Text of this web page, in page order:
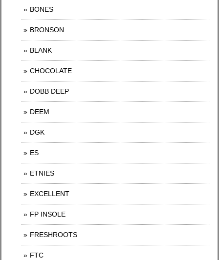
BONES
BRONSON
BLANK
CHOCOLATE
DOBB DEEP
DEEM
DGK
ES
ETNIES
EXCELLENT
FP INSOLE
FRESHROOTS
FTC